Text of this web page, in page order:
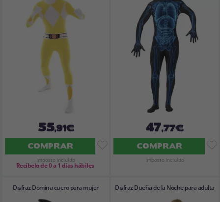
55,91€
COMPRAR
Imposto Incluído
Recíbelo de 0 a 1 días hábiles
47,77€
COMPRAR
Imposto Incluído
Disfraz Domina cuero para mujer Disfraz Dueña de la Noche para adulta